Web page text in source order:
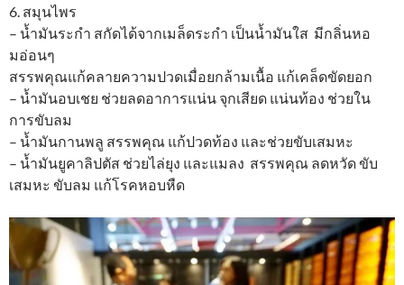
6. สมุนไพร
– น้ำมันระกำ สกัดได้จากเมล็ดระกำ เป็นน้ำมันใส มีกลิ่นหอ
มอ่อนๆ
สรรพคุณแก้คลายความปวดเมื่อยกล้ามเนื้อ แก้เคล็ดขัดยอก
– น้ำมันอบเชย ช่วยลดอาการแน่น จุกเสียด แน่นท้อง ช่วยใน
การขับลม
– น้ำมันกานพลู สรรพคุณ แก้ปวดท้อง และช่วยขับเสมหะ
– น้ำมันยูคาลิปตัส ช่วยไล่ยุง และแมลง สรรพคุณ ลดหวัด ขับ
เสมหะ ขับลม แก้โรคหอบหืด